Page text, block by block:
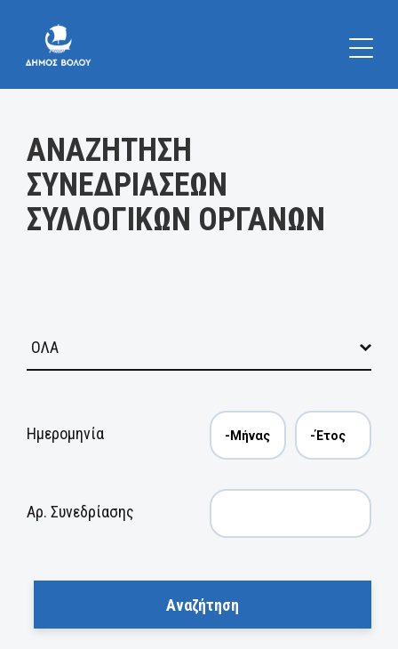
ΑΝΑΖΗΤΗΣΗ
ΣΥΝΕΔΡΙΑΣΕΩΝ
ΣΥΛΛΟΓΙΚΩΝ ΟΡΓΑΝΩΝ
Ημερομηνία
Αρ. Συνεδρίασης